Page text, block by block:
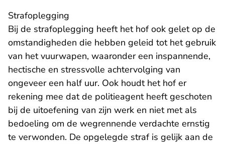
Strafoplegging
Bij de strafoplegging heeft het hof ook gelet op de
omstandigheden die hebben geleid tot het gebruik
van het vuurwapen, waaronder een inspannende,
hectische en stressvolle achtervolging van
ongeveer een half uur. Ook houdt het hof er
rekening mee dat de politieagent heeft geschoten
bij de uitoefening van zijn werk en niet met als
bedoeling om de wegrennende verdachte ernstig
te verwonden. De opgelegde straf is gelijk aan de